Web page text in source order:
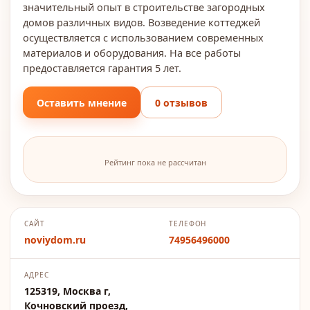
значительный опыт в строительстве загородных
домов различных видов. Возведение коттеджей
осуществляется с использованием современных
материалов и оборудования. На все работы
предоставляется гарантия 5 лет.
Оставить мнение 0 отзывов
Рейтинг пока не рассчитан
САЙТ
noviydom.ru
ТЕЛЕФОН
74956496000
АДРЕС
125319, Москва г,
Кочновский проезд,